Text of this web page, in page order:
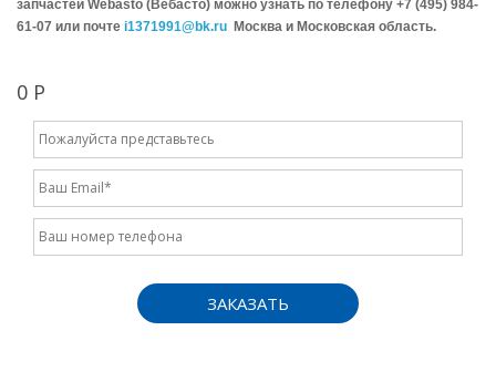
запчастей Webasto (Вебасто) можно узнать по телефону +7 (495) 984-
61-07 или почте i1371991@bk.ru Москва и Московская область.
0 Р
ЗАКАЗАТЬ